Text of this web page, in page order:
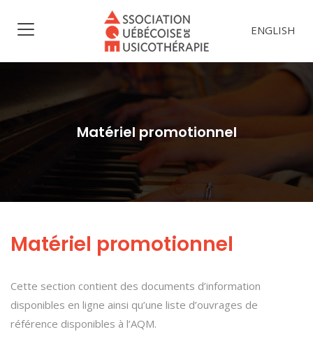
ENGLISH
Matériel promotionnel
Matériel promotionnel
Cette section contient des documents d’information
disponibles en ligne ainsi qu’une liste d’ouvrages de
référence disponibles à l’AQM.